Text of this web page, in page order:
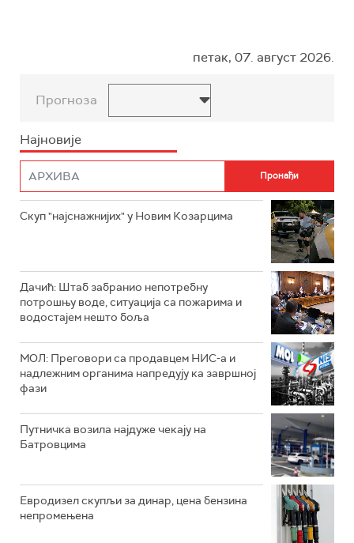
петак, 07. август 2026.
Прогноза
Најновије
Скуп "најснажнијих" у Новим Козарцима
Дачић: Штаб забранио непотребну
потрошњу воде, ситуација са пожарима и
водостајем нешто боља
МОЛ: Преговори са продавцем НИС-а и
надлежним органима напредују ка завршној
фази
Путничка возила најдуже чекају на
Батровцима
Евродизел скупљи за динар, цена бензина
непромењена